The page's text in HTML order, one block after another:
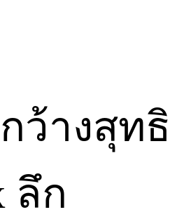
ว้างสุทธิ
ลึก